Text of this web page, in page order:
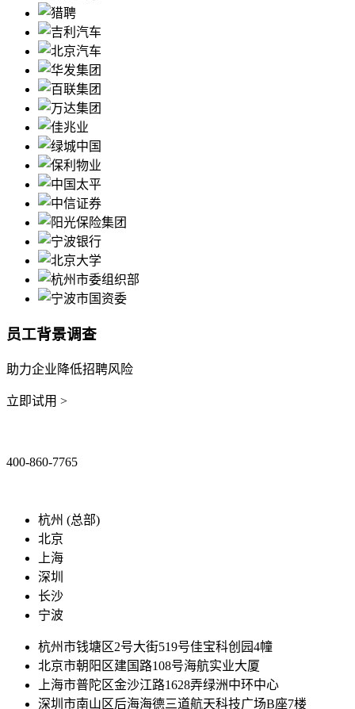
员工背景调查
助力企业降低招聘风险
立即试用 >
400-860-7765
杭州 (总部)
北京
上海
深圳
长沙
宁波
杭州市钱塘区2号大街519号佳宝科创园4幢
北京市朝阳区建国路108号海航实业大厦
上海市普陀区金沙江路1628弄绿洲中环中心
深圳市南山区后海海德三道航天科技广场B座7楼